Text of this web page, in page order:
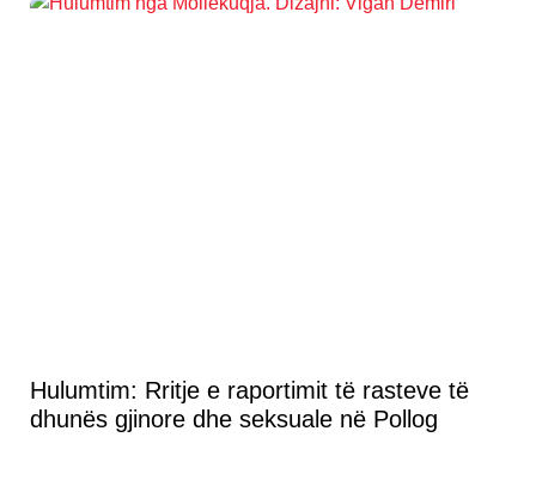
Hulumtim: Rritje e raportimit të rasteve të
dhunës gjinore dhe seksuale në Pollog